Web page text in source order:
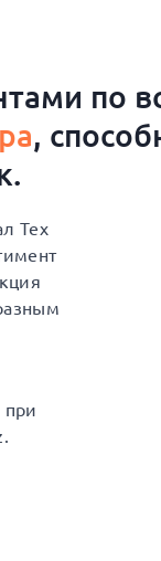
по
,
Тех
при